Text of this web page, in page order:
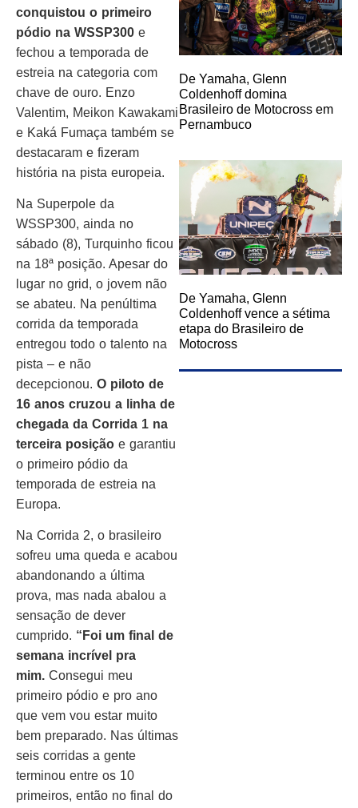
conquistou o primeiro
pódio na WSSP300 e
fechou a temporada de
estreia na categoria com
chave de ouro. Enzo
Valentim, Meikon Kawakami
e Kaká Fumaça também se
destacaram e fizeram
história na pista europeia.
Na Superpole da
WSSP300, ainda no
sábado (8), Turquinho ficou
na 18ª posição. Apesar do
lugar no grid, o jovem não
se abateu. Na penúltima
corrida da temporada
entregou todo o talento na
pista – e não
decepcionou. O piloto de
16 anos cruzou a linha de
chegada da Corrida 1 na
terceira posição e garantiu
o primeiro pódio da
temporada de estreia na
Europa.
Na Corrida 2, o brasileiro
sofreu uma queda e acabou
abandonando a última
prova, mas nada abalou a
sensação de dever
cumprido. “Foi um final de
semana incrível pra
mim. Consegui meu
primeiro pódio e pro ano
que vem vou estar muito
bem preparado. Nas últimas
seis corridas a gente
terminou entre os 10
primeiros, então no final do
De Yamaha, Glenn
Coldenhoff domina
Brasileiro de Motocross em
Pernambuco
De Yamaha, Glenn
Coldenhoff vence a sétima
etapa do Brasileiro de
Motocross